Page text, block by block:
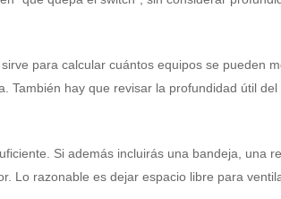
para calcular cuántos equipos se pueden
También hay que revisar la profundidad útil
Si además incluirás una bandeja, una
Lo razonable es dejar espacio libre para